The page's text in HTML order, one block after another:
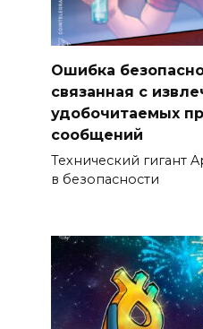
Ошибка
связанная с
удобочитаемых
сообщений
Технический гигант
в безопасности